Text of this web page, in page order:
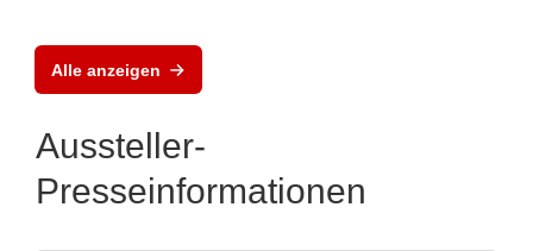
Alle anzeigen
Aussteller-
Presseinformationen